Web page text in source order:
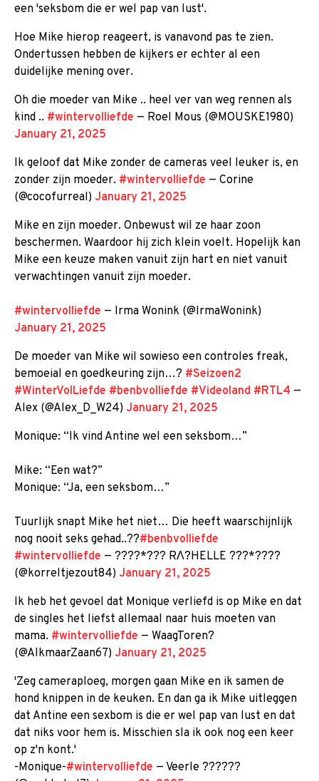
een 'seksbom die er wel pap van lust'.
Hoe Mike hierop reageert, is vanavond pas te zien.
Ondertussen hebben de kijkers er echter al een
duidelijke mening over.
Oh die moeder van Mike .. heel ver van weg rennen als
kind .. #wintervolliefde — Roel Mous (@MOUSKE1980)
January 21, 2025
Ik geloof dat Mike zonder de cameras veel leuker is, en
zonder zijn moeder. #wintervolliefde — Corine
(@cocofurreal) January 21, 2025
Mike en zijn moeder. Onbewust wil ze haar zoon
beschermen. Waardoor hij zich klein voelt. Hopelijk kan
Mike een keuze maken vanuit zijn hart en niet vanuit
verwachtingen vanuit zijn moeder.
#wintervolliefde — Irma Wonink (@IrmaWonink)
January 21, 2025
De moeder van Mike wil sowieso een controles freak,
bemoeial en goedkeuring zijn…? #Seizoen2
#WinterVolLiefde #benbvolliefde #Videoland #RTL4 —
Alex (@Alex_D_W24) January 21, 2025
Monique: “Ik vind Antine wel een seksbom…”
Mike: “Een wat?”
Monique: “Ja, een seksbom…”
Tuurlijk snapt Mike het niet… Die heeft waarschijnlijk
nog nooit seks gehad..??#benbvolliefde
#wintervolliefde — ????*??? RΛ?HELLE ???*????
(@korreltjezout84) January 21, 2025
Ik heb het gevoel dat Monique verliefd is op Mike en dat
de singles het liefst allemaal naar huis moeten van
mama. #wintervolliefde — WaagToren?
(@AlkmaarZaan67) January 21, 2025
'Zeg cameraploeg, morgen gaan Mike en ik samen de
hond knippen in de keuken. En dan ga ik Mike uitleggen
dat Antine een sexbom is die er wel pap van lust en dat
dat niks voor hem is. Misschien sla ik ook nog een keer
op z'n kont.'
-Monique-#wintervolliefde — Veerle ??????